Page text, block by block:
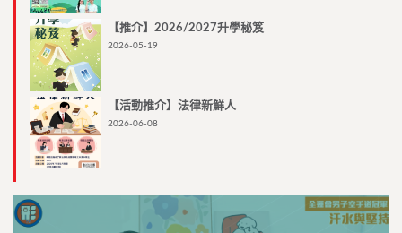
【推介】2026/2027升學秘笈
2026-05-19
【活動推介】法律新鮮人
2026-06-08